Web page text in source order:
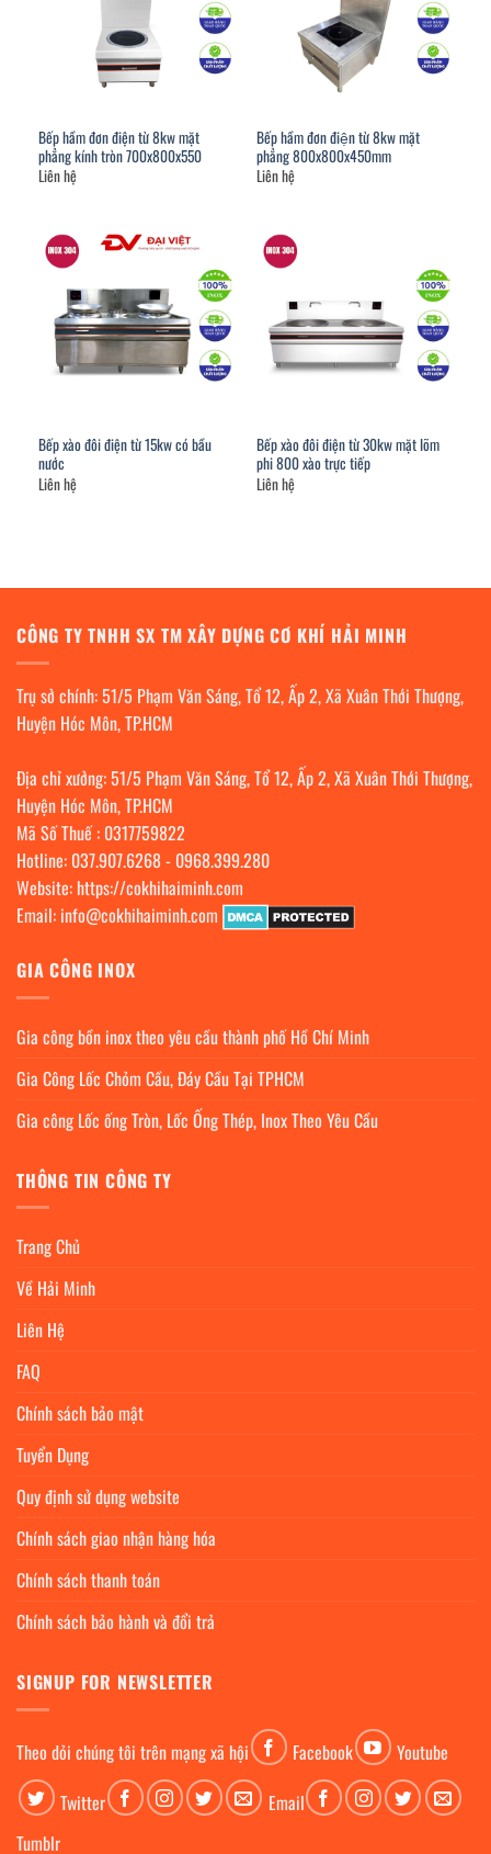
Bếp hầm đơn điện từ 8kw mặt
phẳng kính tròn 700x800x550
Liên hệ
Bếp hầm đơn điện từ 8kw mặt
phẳng 800x800x450mm
Liên hệ
Bếp xào đôi điện từ 15kw có bầu
nước
Liên hệ
Bếp xào đôi điện từ 30kw mặt lõm
phi 800 xào trực tiếp
Liên hệ
CÔNG TY TNHH SX TM XÂY DỰNG CƠ KHÍ HẢI MINH
Trụ sở chính: 51/5 Phạm Văn Sáng, Tổ 12, Ấp 2, Xã Xuân Thới Thượng,
Huyện Hóc Môn, TP.HCM
Địa chỉ xưởng: 51/5 Phạm Văn Sáng, Tổ 12, Ấp 2, Xã Xuân Thới Thượng,
Huyện Hóc Môn, TP.HCM
Mã Số Thuế : 0317759822
Hotline: 037.907.6268- 0968.399.280
Website: https://cokhihaiminh.com
Email: info@cokhihaiminh.com
GIA CÔNG INOX
Gia công bồn inox theo yêu cầu thành phố Hồ Chí Minh
Gia Công Lốc Chỏm Cầu, Đáy Cầu Tại TPHCM
Gia công Lốc ống Tròn, Lốc Ống Thép, Inox Theo Yêu Cầu
THÔNG TIN CÔNG TY
Trang Chủ
Về Hải Minh
Liên Hệ
FAQ
Chính sách bảo mật
Tuyển Dụng
Quy định sử dụng website
Chính sách giao nhận hàng hóa
Chính sách thanh toán
Chính sách bảo hành và đổi trả
SIGNUP FOR NEWSLETTER
Theo dỏi chúng tôi trên mạng xã hội Facebook
Youtube
Twitter
Email
Tumblr